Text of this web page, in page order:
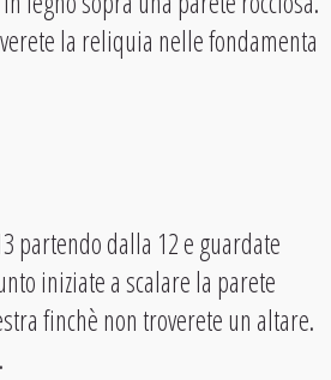
la reliquia nelle fondamenta
partendo dalla 12 e guardate
iniziate a scalare la parete
finchè non troverete un altare.